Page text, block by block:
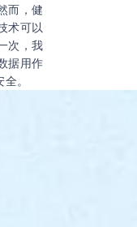
而，健
术可以
次，我
据用作
。